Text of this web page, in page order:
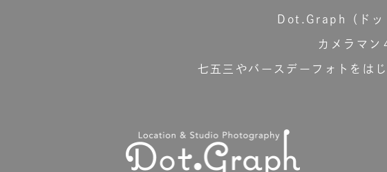
Dot.Graph（ドッ
カメラマン
七五三やバースデーフォトをは